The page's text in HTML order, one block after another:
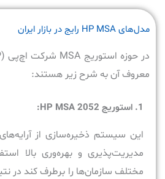
مدل‌های HP MSA رایج در بازار ایران
معروف آن به شرح زیر هستند:
1. استوریج HP MSA 2052:
این سیستم ذخیره‌سازی از
مدیریت‌پذیری و بهره‌وری بالا
مختلف سازمان‌ها را برطرف کند در